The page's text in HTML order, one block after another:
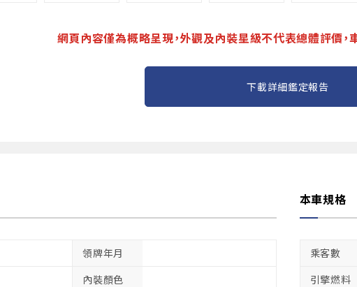
網頁內容僅為概略呈現，外觀及內裝星級不代表總體評價，
下載詳細鑑定報告
領牌年月
內裝顏色
本車規格
乘客數
引擎燃料